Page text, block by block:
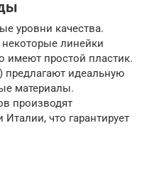
уровни качества.
линейки
имеют простой пластик.
предлагают идеальную
материалы.
производят
что гарантирует